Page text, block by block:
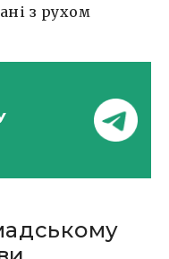
з рухом